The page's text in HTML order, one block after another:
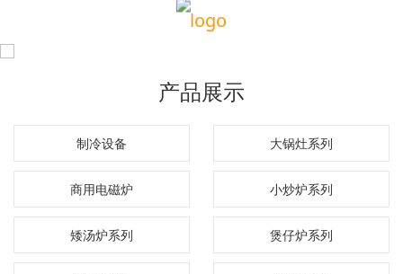
产品展示
制冷设备 大锅灶系列
商用电磁炉 小炒炉系列
矮汤炉系列 煲仔炉系列